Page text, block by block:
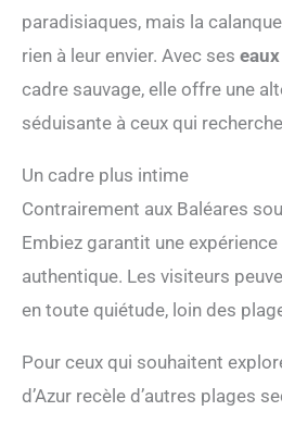
paradisiaques, mais la calanque
rien à leur envier. Avec ses
cadre sauvage, elle offre une
séduisante à ceux qui
Un cadre plus intime
Contrairement aux Baléares
Embiez garantit une
authentique. Les visiteurs
en toute quiétude, loin des
Pour ceux qui souhaitent
d’Azur recèle d’autres plages